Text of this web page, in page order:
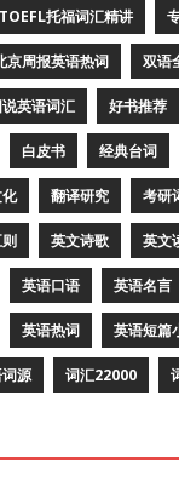
TOEFL托福词汇精讲
京周报英语热词 双语
说英语词汇 好书推荐
白皮书 经典台词
翻译研究 考研
英文诗歌 英文
英语口语 英语名言
英语热词 英语短篇
源 词汇22000